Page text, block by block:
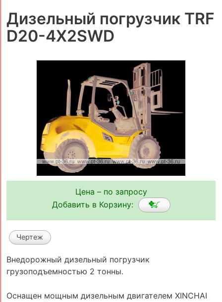
Дизельный погрузчик TRF
D20-4X2SWD
Цена – по запросу
Добавить в Корзину:
Чертеж
Внедорожный дизельный погрузчик
грузоподъемностью 2 тонны.
Оснащен мощным дизельным двигателем XINCHAI